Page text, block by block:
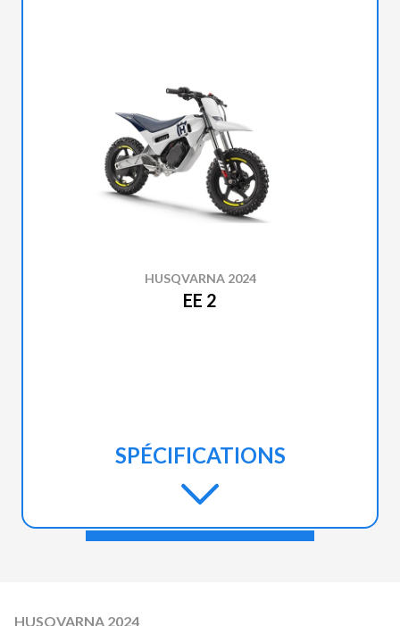
HUSQVARNA 2024
EE 2
SPÉCIFICATIONS
HUSQVARNA 2024